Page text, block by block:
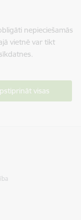
nepieciešamās
vietnē var tikt
visas